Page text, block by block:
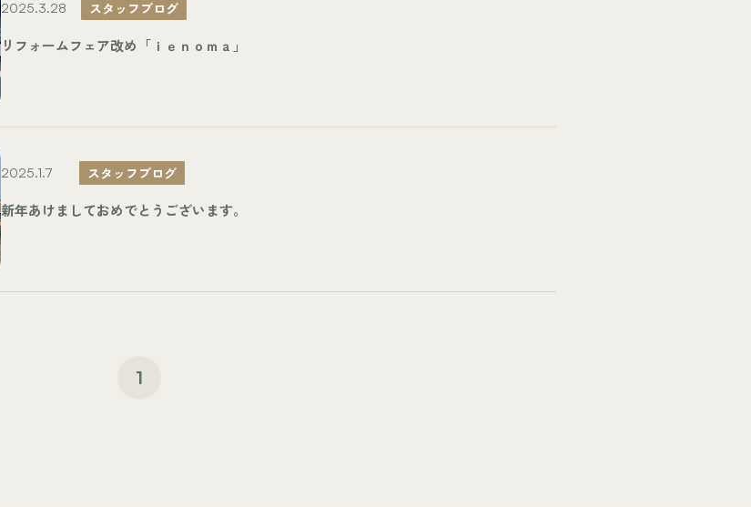
2025.3.28 スタッフブログ
リフォームフェア改め「ｉｅｎｏｍａ」
2025.1.7 スタッフブログ
新年あけましておめでとうございます。
1